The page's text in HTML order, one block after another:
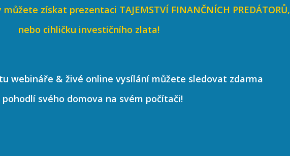
získat prezentaci TAJEMSTVÍ FINANČNÍCH PREDÁTORŮ,
nebo cihličku investičního zlata!
webináře & živé online vysílání můžete sledovat zdarma
pohodlí svého domova na svém počítači!